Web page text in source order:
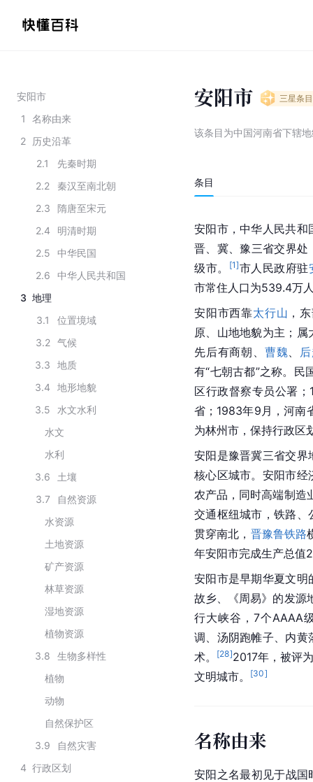
安阳市
1
名称由来
2
历史沿革
2.1
先秦时期
2.2
秦汉至南北朝
2.3
隋唐至宋元
2.4
明清时期
2.5
中华民国
2.6
中华人民共和国
3 地理
3.1
位置境域
3.2
气候
3.3
地质
3.4
地形地貌
3.5
水文水利
水文
水利
3.6
土壤
3.7
自然资源
水资源
土地资源
矿产资源
林草资源
湿地资源
植物资源
3.8
生物多样性
植物
动物
自然保护区
3.9
自然灾害
4 行政区划
安阳市 三星条目
该条目为中国河南省下辖
条目
安阳市，中华人民共和
晋、冀、豫三省交界
级市。
[1]市人民政府驻
市常住人口为539.4万
安阳市西靠太行山 ，
原、山地地貌为主；
先后有商朝 曹魏
有“七朝古都”之称。民
区行政督察专员公署
省；1983年9月，河南
为林州市 ，保持行政区
安阳是豫晋冀三省交界
核心区城市。安阳市
农产品，同时高端制造
交通枢纽城市，铁路、
贯穿南北， 晋豫鲁铁路
年安阳市完成生产总值
安阳市是早期华夏文明
故乡、《周易》的发源
行大峡谷，7个AAAA
调、汤阴跑帷子、内黄
术。
[28]2017年，被评
文明城市。
[30]
名称由来
安阳之名最初见于战